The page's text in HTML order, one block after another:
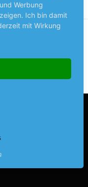
Werbung
Ich bin damit
mit Wirkung